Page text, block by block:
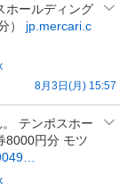
ホールディング
） jp.mercari.c
8月3日(月) 15:57
テンポスホー
8000円分 モツ